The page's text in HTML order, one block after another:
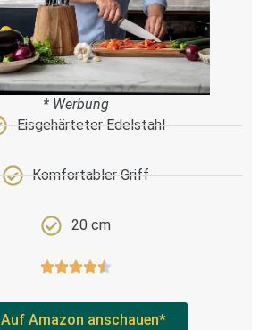
* Werbung
Eisgehärteter Edelstahl
Komfortabler Griff
20 cm
Auf Amazon anschauen*